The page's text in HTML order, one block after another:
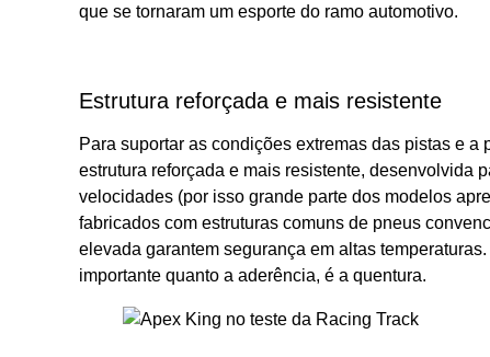
que se tornaram um esporte do ramo automotivo.
Estrutura reforçada e mais resistente
Para suportar as condições extremas das pistas e
estrutura reforçada e mais resistente, desenvolvida
velocidades (por isso grande parte dos modelos
fabricados com estruturas comuns de pneus
elevada garantem segurança em altas
importante quanto a aderência, é a quentura.